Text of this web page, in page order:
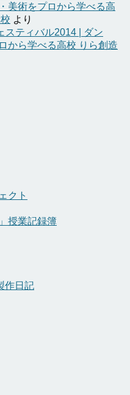
美術をプロから学べる高
より
スティバル2014 | ダン
から学べる高校 りら創造
クト
授業記録簿
作日記